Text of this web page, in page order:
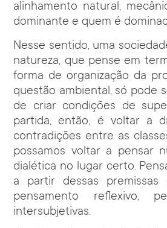
alinhamento natural,
dominante e quem é
Nesse sentido, uma
natureza, que pense em
forma de organização da
questão ambiental, só pode
de criar condições de
partida, então, é voltar a
contradições entre as
possamos voltar a pensar
dialética no lugar certo.
a partir dessas
pensamento reflexivo,
intersubjetivas.